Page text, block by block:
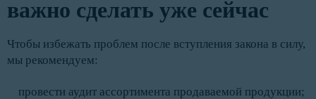
важно сделать уже сейчас
Чтобы избежать проблем после вступления закона в силу,
мы рекомендуем:
провести аудит ассортимента продаваемой продукции;